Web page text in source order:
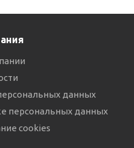
данных
персональных данных
cookies